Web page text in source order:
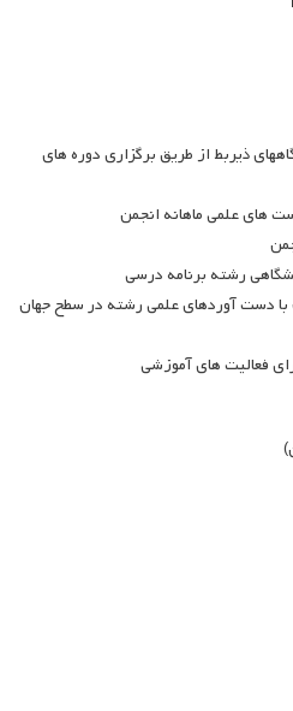
ذیربط از طریق برگزاری دوره های
دست آوردهای علمی رشته در سطح جهان